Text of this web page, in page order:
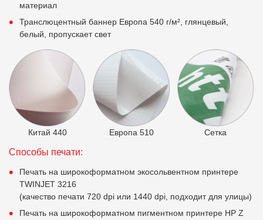
материал
Транслюцентный баннер Европа 540 г/м², глянцевый,
белый, пропускает свет
Китай 440 Европа 510 Сетка
Способы печати:
Печать на широкоформатном экосольвентном принтере
TWINJET 3216
(качество печати 720 dpi или 1440 dpi, подходит для улицы)
Печать на широкоформатном пигментном принтере HP Z